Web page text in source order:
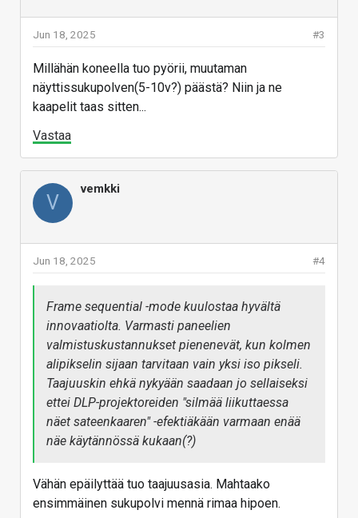
#3
Jun 18, 2025
Millähän koneella tuo pyörii, muutaman
näyttissukupolven(5-10v?) päästä? Niin ja ne
kaapelit taas sitten...
Vastaa
V
vemkki
#4
Jun 18, 2025
Frame sequential -mode kuulostaa hyvältä
innovaatiolta. Varmasti paneelien
valmistuskustannukset pienenevät, kun kolmen
alipikselin sijaan tarvitaan vain yksi iso pikseli.
Taajuuskin ehkä nykyään saadaan jo sellaiseksi
ettei DLP-projektoreiden "silmää liikuttaessa
näet sateenkaaren" -efektiäkään varmaan enää
näe käytännössä kukaan(?)
Vähän epäilyttää tuo taajuusasia. Mahtaako
ensimmäinen sukupolvi mennä rimaa hipoen.